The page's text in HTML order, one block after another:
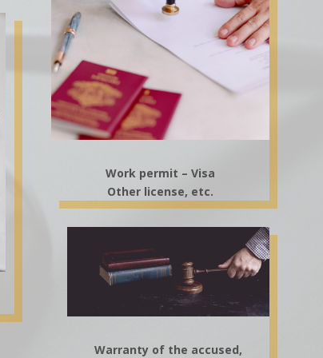
Work permit – Visa
Other license, etc.
Warranty of the accused,